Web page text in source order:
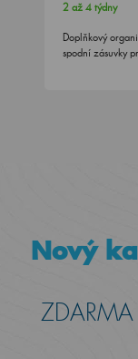
2 až 4 týdny
Doplňkový
spodní zásuvky
Nový